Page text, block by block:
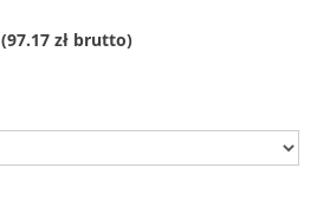
(97.17 zł brutto)